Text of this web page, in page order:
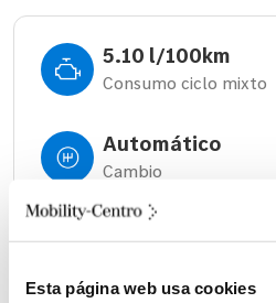
Esta página web usa cookies
5.10 l/100km
Consumo ciclo mixto
Automático
Cambio